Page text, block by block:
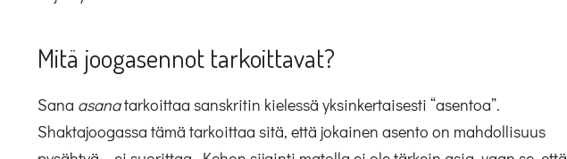
Mitä joogasennot tarkoittavat?
Sana asanatarkoittaa sanskritin kielessä yksinkertaisesti “asentoa”.
Shaktajoogassa tämä tarkoittaa sitä, että jokainen asento on mahdollisuus